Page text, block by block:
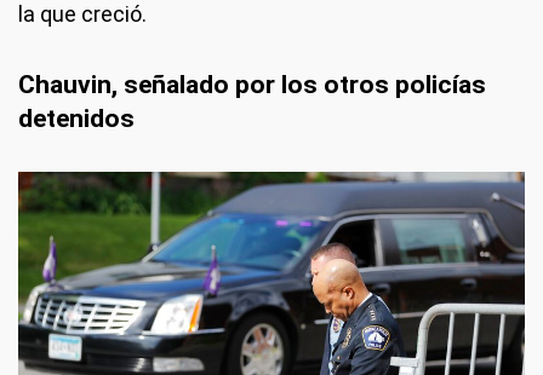
la que creció.
Chauvin, señalado por los otros policías
detenidos